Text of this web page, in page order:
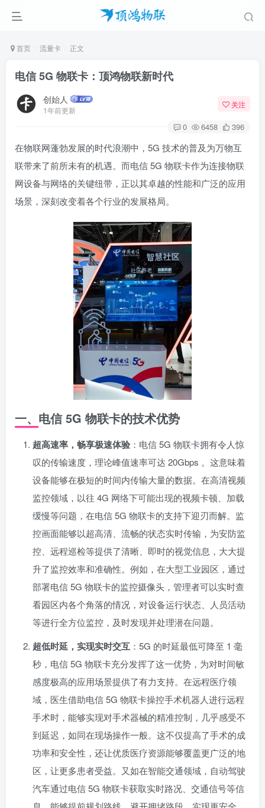
首页 流量卡 正文
电信 5G 物联卡：顶鸿物联新时代
创始人
1年前更新
关注
0 6458 396
在物联网蓬勃发展的时代浪潮中，5G 技术的普及为万物互
联带来了前所未有的机遇。而电信 5G 物联卡作为连接物联
网设备与网络的关键纽带，正以其卓越的性能和广泛的应用
场景，深刻改变着各个行业的发展格局。
一、电信 5G 物联卡的技术优势
超高速率，畅享极速体验：电信 5G 物联卡拥有令人惊
叹的传输速度，理论峰值速率可达 20Gbps 。这意味着
设备能够在极短的时间内传输大量的数据。在高清视频
监控领域，以往 4G 网络下可能出现的视频卡顿、加载
缓慢等问题，在电信 5G 物联卡的支持下迎刃而解。监
控画面能够以超高清、流畅的状态实时传输，为安防监
控、远程巡检等提供了清晰、即时的视觉信息，大大提
升了监控效率和准确性。例如，在大型工业园区，通过
部署电信 5G 物联卡的监控摄像头，管理者可以实时查
看园区内各个角落的情况，对设备运行状态、人员活动
等进行全方位监控，及时发现并处理潜在问题。
超低时延，实现实时交互 ：5G 的时延最低可降至 1 毫
秒，电信 5G 物联卡充分发挥了这一优势，为对时间敏
感度极高的应用场景提供了有力支持。在远程医疗领
域，医生借助电信 5G 物联卡操控手术机器人进行远程
手术时，能够实现对手术器械的精准控制，几乎感受不
到延迟，如同在现场操作一般。这不仅提高了手术的成
功率和安全性，还让优质医疗资源能够覆盖更广泛的地
区，让更多患者受益。又如在智能交通领域，自动驾驶
汽车通过电信 5G 物联卡获取实时路况、交通信号等信